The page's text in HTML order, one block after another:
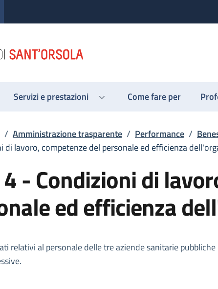
Servizi e prestazioni Come fare per
/ Amministrazione trasparente / Performance /
di lavoro, competenze del personale ed efficienza
- Condizioni di
ed efficienza
relativi al personale delle tre aziende sanitarie